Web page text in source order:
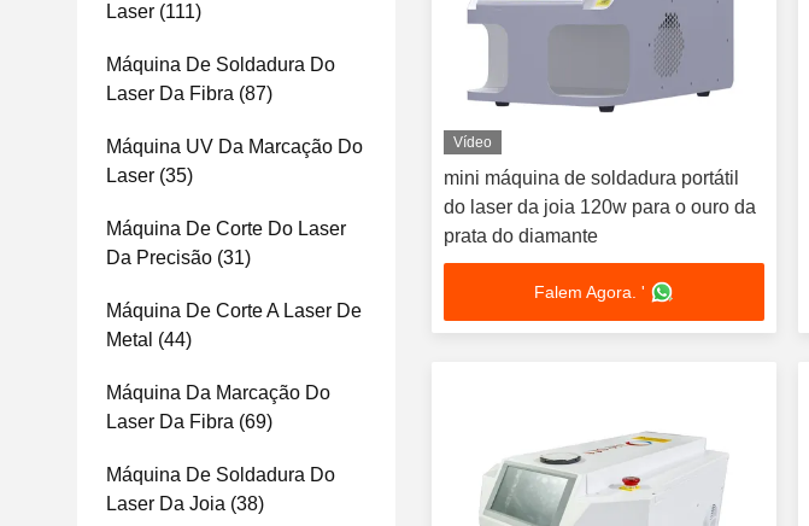
Laser (111)
Máquina De Soldadura Do
Laser Da Fibra (87)
Máquina UV Da Marcação Do
Laser (35)
Máquina De Corte Do Laser
Da Precisão (31)
Máquina De Corte A Laser De
Metal (44)
Máquina Da Marcação Do
Laser Da Fibra (69)
Máquina De Soldadura Do
Laser Da Joia (38)
Vídeo
mini máquina de soldadura portátil
do laser da joia 120w para o ouro da
prata do diamante
Falem Agora. '